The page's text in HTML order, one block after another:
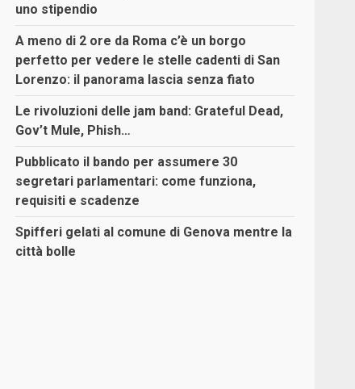
uno stipendio
A meno di 2 ore da Roma c’è un borgo
perfetto per vedere le stelle cadenti di San
Lorenzo: il panorama lascia senza fiato
Le rivoluzioni delle jam band: Grateful Dead,
Gov’t Mule, Phish…
Pubblicato il bando per assumere 30
segretari parlamentari: come funziona,
requisiti e scadenze
Spifferi gelati al comune di Genova mentre la
città bolle